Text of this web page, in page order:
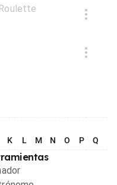
K L M N O P Q